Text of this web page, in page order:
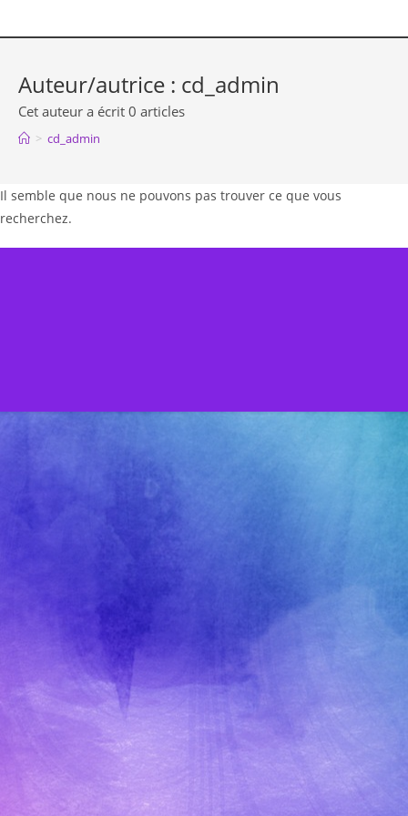
to
Auteur/autrice : cd_admin
Cet auteur a écrit 0 articles
> cd_admin
Il semble que nous ne pouvons pas trouver ce que vous
recherchez.